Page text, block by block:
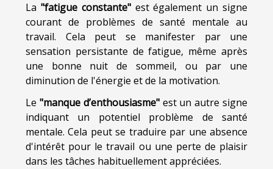
La "fatigue constante"est également un signe
courant de problèmes de santé mentale au
travail. Cela peut se manifester par une
sensation persistante de fatigue, même après
une bonne nuit de sommeil, ou par une
diminution de l'énergie et de la motivation.
Le "manque d’enthousiasme"est un autre signe
indiquant un potentiel problème de santé
mentale. Cela peut se traduire par une absence
d'intérêt pour le travail ou une perte de plaisir
dans les tâches habituellement appréciées.